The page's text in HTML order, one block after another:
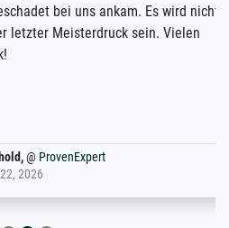
ankam. Es wird nicht
sein. Vielen